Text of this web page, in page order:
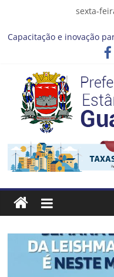
sexta-
Capacitação e inovação
Seu próximo emprego
imagina
Novo curso no Qualifica
Prefeitura de
editais da PNAB
Guaratinguetá realizará
Amarela na região da
Estância
Turística
Prefeitura